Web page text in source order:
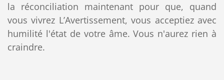
la réconciliation maintenant pour que, quand
vous vivrez L’Avertissement, vous acceptiez avec
humilité l'état de votre âme. Vous n'aurez rien à
craindre.